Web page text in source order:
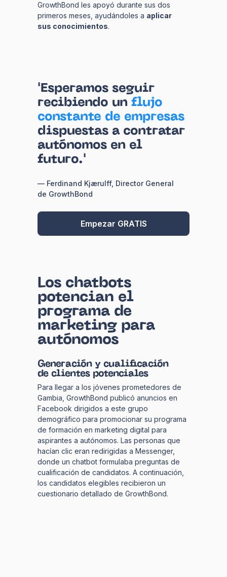
GrowthBond les apoyó durante sus dos
primeros meses, ayudándoles a aplicar
sus conocimientos.
Empezar GRATIS
'Esperamos seguir
recibiendo un flujo
constante de empresas
dispuestas a contratar
autónomos en el
futuro.'
— Ferdinand Kjærulff, Director General
de GrowthBond
Para llegar a los jóvenes prometedores de
Gambia, GrowthBond publicó anuncios en
Facebook dirigidos a este grupo
demográfico para promocionar su programa
de formación en marketing digital para
aspirantes a autónomos. Las personas que
hacían clic eran redirigidas a Messenger,
donde un chatbot formulaba preguntas de
cualificación de candidatos. A continuación,
los candidatos elegibles recibieron un
cuestionario detallado de GrowthBond.
Los chatbots
potencian el
programa de
marketing para
autónomos
Generación y cualificación
de clientes potenciales